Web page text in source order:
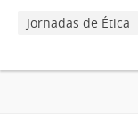
Jornadas de Ética